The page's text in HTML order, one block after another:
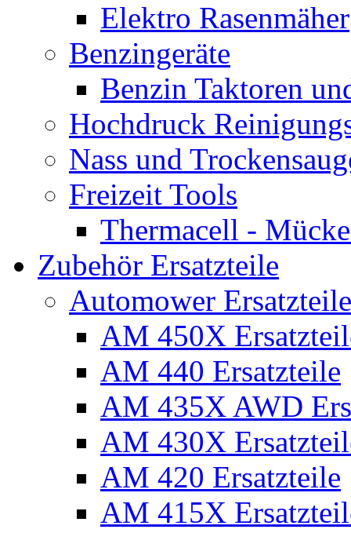
Elektro Rasenmäher
Benzingeräte
Benzin Taktoren
Hochdruck
Nass und
Freizeit Tools
Thermacell -
Zubehör Ersatzteile
Automower
AM 450X
AM 440 Ersatzteile
AM 435X AWD
AM 430X
AM 420 Ersatzteile
AM 415X